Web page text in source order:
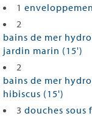
1
2
bains de mer
jardin marin (15')
2
bains de mer
hibiscus (15')
3 douches sous